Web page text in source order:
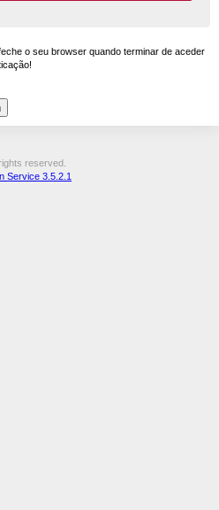
o seu browser quando terminar de aceder
reserved.
Service 3.5.2.1